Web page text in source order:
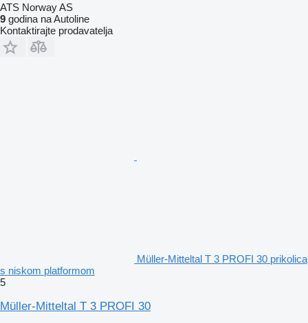
ATS Norway AS
9 godina na Autoline
Kontaktirajte prodavatelja
Müller-Mitteltal T 3 PROFI 30 prikolica
s niskom platformom
5
Müller-Mitteltal T 3 PROFI 30